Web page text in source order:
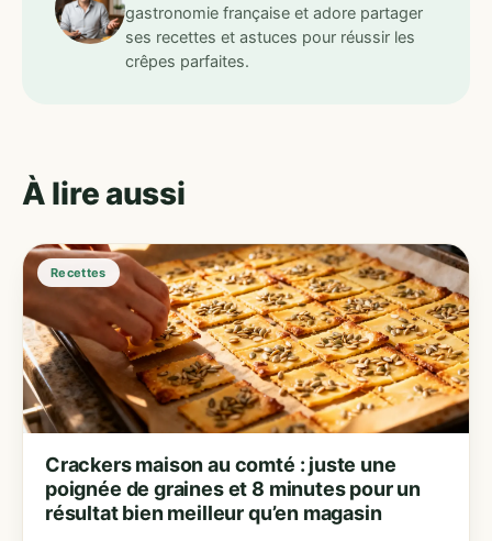
gastronomie française et adore partager
ses recettes et astuces pour réussir les
crêpes parfaites.
À lire aussi
Recettes
Crackers maison au comté : juste une
poignée de graines et 8 minutes pour un
résultat bien meilleur qu’en magasin